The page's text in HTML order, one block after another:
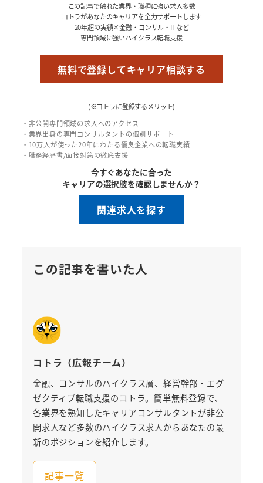
この記事で触れた業界・職種に強い求人多数
コトラがあなたのキャリアを全力サポートします
20年超の実績×金融・コンサル・ITなど
専門領域に強いハイクラス転職支援
無料で登録してキャリア相談する
(※コトラに登録するメリット)
・非公開専門領域の求人へのアクセス
・業界出身の専門コンサルタントの個別サポート
・10万人が使った20年にわたる優良企業への転職実績
・職務経歴書/面接対策の徹底支援
今すぐあなたに合った
キャリアの選択肢を確認しませんか？
関連求人を探す
この記事を書いた人
コトラ（広報チーム）
金融、コンサルのハイクラス層、経営幹部・エグ
ゼクティブ転職支援のコトラ。簡単無料登録で、
各業界を熟知したキャリアコンサルタントが非公
開求人など多数のハイクラス求人からあなたの最
新のポジションを紹介します。
記事一覧